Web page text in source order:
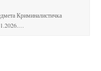
Криминалистичка